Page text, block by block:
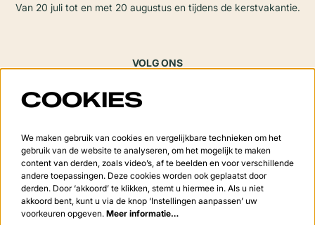
Van 20 juli tot en met 20 augustus en tijdens de kerstvakantie.
VOLG ONS
Meld je aan voor de nieuwsbrief
Aanmelden
COOKIES
We maken gebruik van cookies en vergelijkbare technieken om het
gebruik van de website te analyseren, om het mogelijk te maken
content van derden, zoals video’s, af te beelden en voor verschillende
andere toepassingen. Deze cookies worden ook geplaatst door
derden. Door ‘akkoord’ te klikken, stemt u hiermee in. Als u niet
akkoord bent, kunt u via de knop ‘Instellingen aanpassen’ uw
voorkeuren opgeven. Meer informatie…